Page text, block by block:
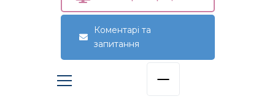
Коментарі та
запитання